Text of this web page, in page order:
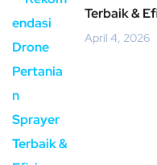
Terbaik &
April 4, 2026